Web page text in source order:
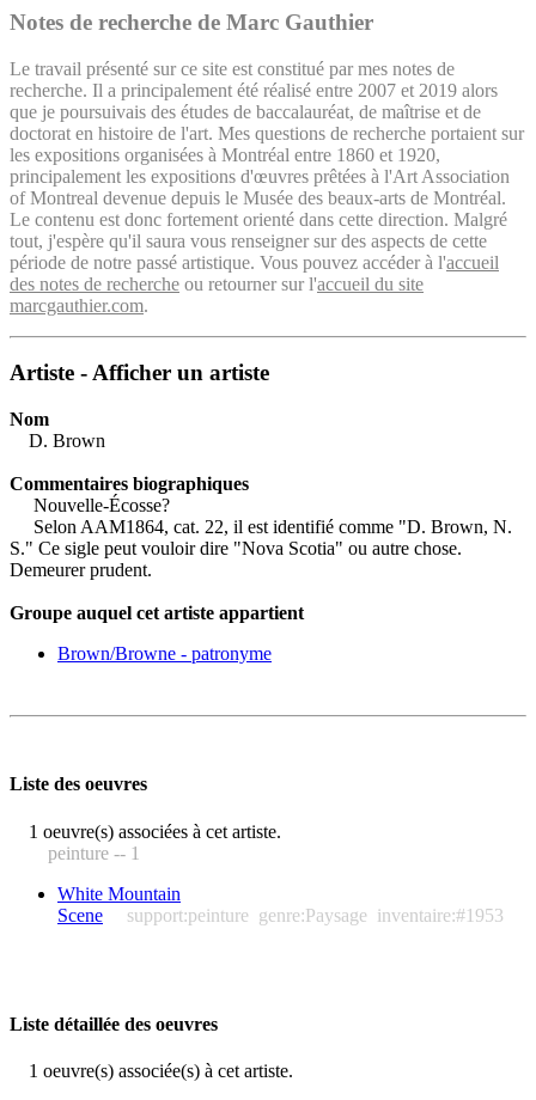
Notes de recherche de Marc Gauthier
Le travail présenté sur ce site est constitué par mes notes de
recherche. Il a principalement été réalisé entre 2007 et 2019 alors
que je poursuivais des études de baccalauréat, de maîtrise et de
doctorat en histoire de l'art. Mes questions de recherche portaient sur
les expositions organisées à Montréal entre 1860 et 1920,
principalement les expositions d'œuvres prêtées à l'Art Association
of Montreal devenue depuis le Musée des beaux-arts de Montréal.
Le contenu est donc fortement orienté dans cette direction. Malgré
tout, j'espère qu'il saura vous renseigner sur des aspects de cette
période de notre passé artistique. Vous pouvez accéder à l'accueil
des notes de recherche ou retourner sur l'accueil du site
marcgauthier.com.
Artiste - Afficher un artiste
Nom
D. Brown
Commentaires biographiques
Nouvelle-Écosse?
Selon AAM1864, cat. 22, il est identifié comme "D. Brown, N.
S." Ce sigle peut vouloir dire "Nova Scotia" ou autre chose.
Demeurer prudent.
Groupe auquel cet artiste appartient
Brown/Browne - patronyme
Liste des oeuvres
1 oeuvre(s) associées à cet artiste.
peinture -- 1
White Mountain
Scene
support:peinture genre:Paysage inventaire:#1953
Liste détaillée des oeuvres
1 oeuvre(s) associée(s) à cet artiste.